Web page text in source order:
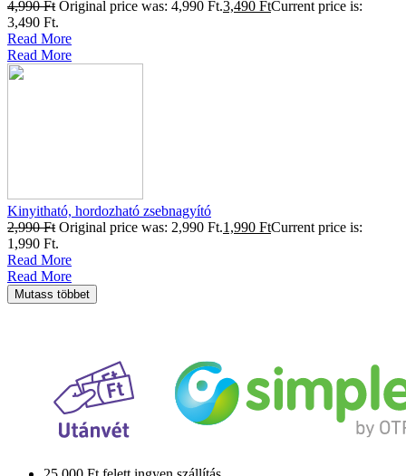
4,990Ft Original price was: 4,990 Ft.3,490 FtCurrent price is:
3,490 Ft.
Read More
Read More
Kinyitható, hordozható zsebnagyító
2,990Ft Original price was: 2,990 Ft.1,990 FtCurrent price is:
1,990 Ft.
Read More
Read More
Mutass többet